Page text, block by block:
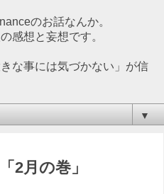
のお話なんか。
感想と妄想です。
な事には気づかない」が信
▼
2月の巻」